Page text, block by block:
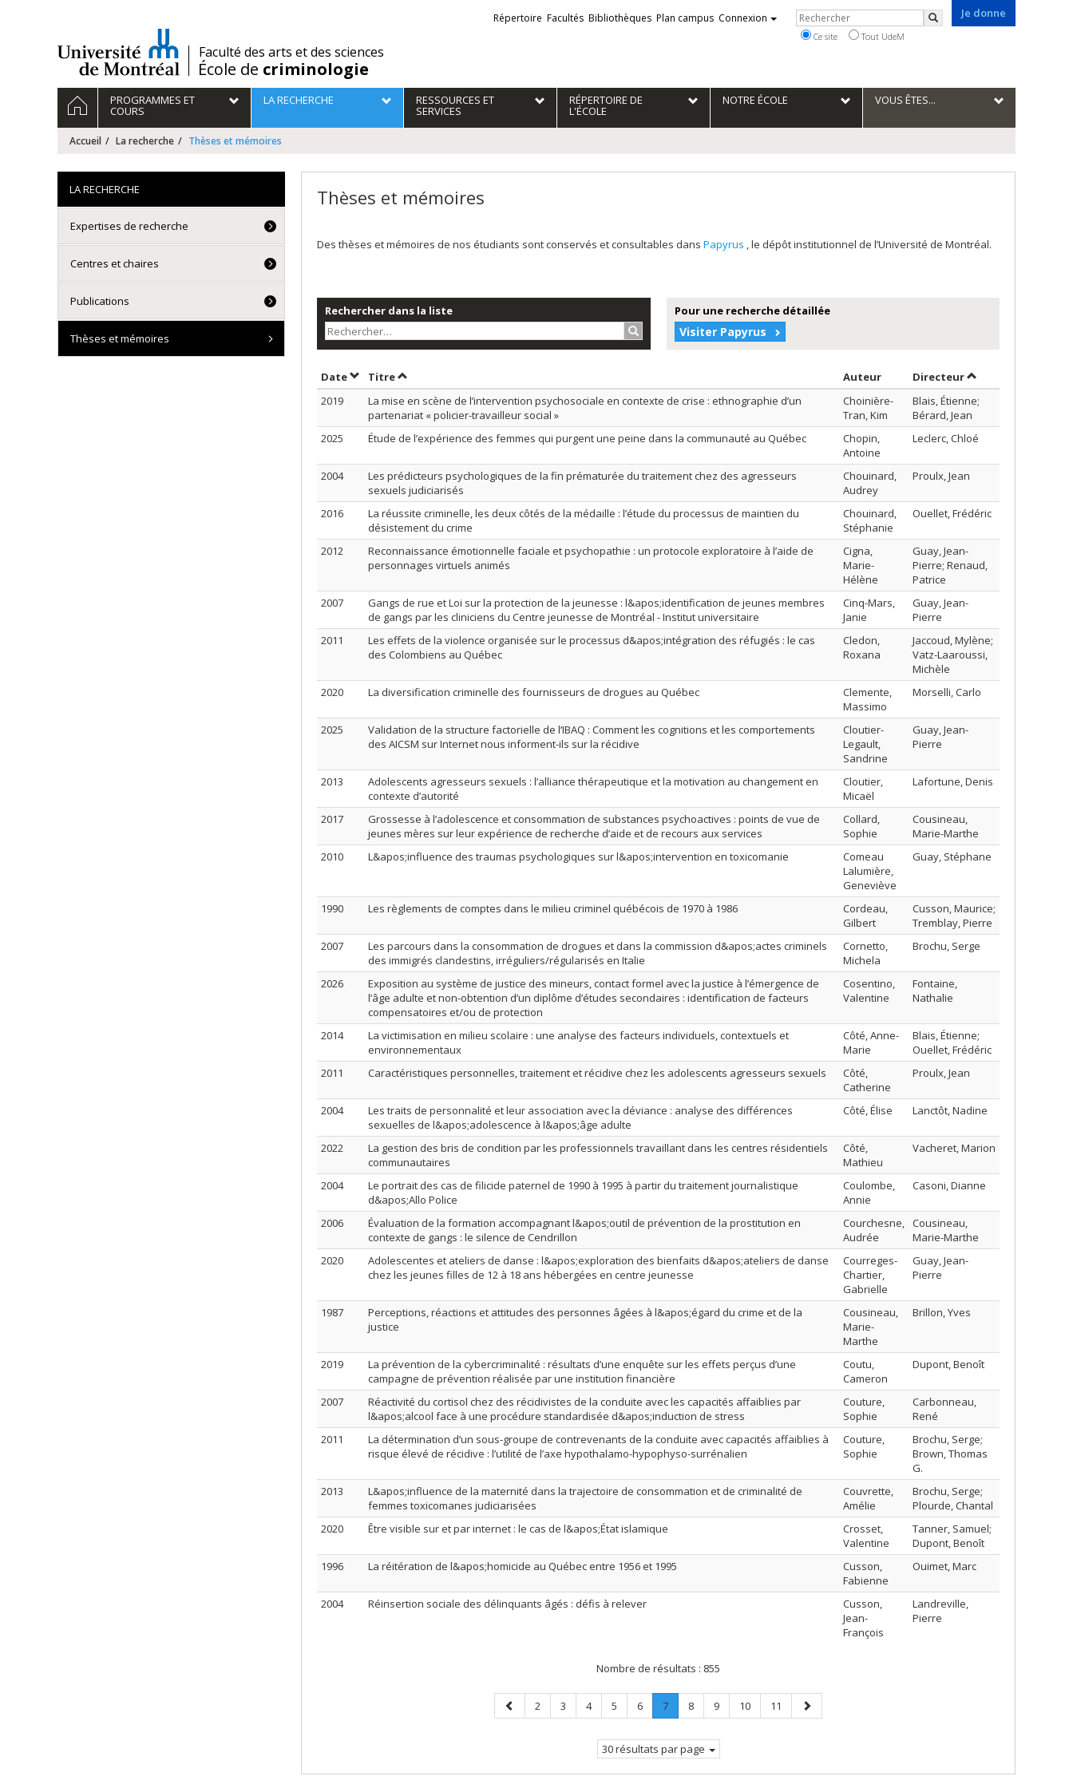
/Faculté des arts et des sciences
École de criminologie
Je donne
Liens
externes
Répertoire Facultés Bibliothèques Plan campus Connexion Rechercher
Rechercher
Ce site Tout UdeM
Navigation
principale
ACCUEILPROGRAMMES ET
COURS
LA RECHERCHE RESSOURCES ET
SERVICES
RÉPERTOIRE DE
L'ÉCOLE
NOTRE ÉCOLE VOUS ÊTES...
Accueil La recherche Thèses et mémoires
Thèses et mémoires
Des thèses et mémoires de nos étudiants sont conservés et consultables dans Papyrus , le dépôt institutionnel de l’Université de Montréal.
Rechercher dans la liste
Rechercher…
Pour une recherche détaillée
Visiter Papyrus
DateTrier par date en ordre croissant
TitreTrier par titre en ordre croissant Auteur Trier par auteur en ordre croissant
Directeurpar contributeur
2019
La mise en scène de l’intervention psychosociale en contexte de crise : ethnographie d’un
partenariat « policier-travailleur social »
Choinière-
Tran, Kim
Blais, Étienne;
Bérard, Jean
2025
Étude de l’expérience des femmes qui purgent une peine dans la communauté au Québec
Chopin,
Antoine
Leclerc, Chloé
2004
Les prédicteurs psychologiques de la fin prématurée du traitement chez des agresseurs
sexuels judiciarisés
Chouinard,
Audrey
Proulx, Jean
2016
La réussite criminelle, les deux côtés de la médaille : l’étude du processus de maintien du
désistement du crime
Chouinard,
Stéphanie
Ouellet, Frédéric
2012
Reconnaissance émotionnelle faciale et psychopathie : un protocole exploratoire à l’aide de
personnages virtuels animés
Cigna,
Marie-
Hélène
Guay, Jean-
Pierre; Renaud,
Patrice
2007
Gangs de rue et Loi sur la protection de la jeunesse : l&apos;identification de jeunes membres
de gangs par les cliniciens du Centre jeunesse de Montréal - Institut universitaire
Cinq-Mars,
Janie
Guay, Jean-
Pierre
2011
Les effets de la violence organisée sur le processus d&apos;intégration des réfugiés : le cas
des Colombiens au Québec
Cledon,
Roxana
Jaccoud, Mylène;
Vatz-Laaroussi,
Michèle
2020
La diversification criminelle des fournisseurs de drogues au Québec
Clemente,
Massimo
Morselli, Carlo
2025
Validation de la structure factorielle de l’IBAQ : Comment les cognitions et les comportements
des AICSM sur Internet nous informent-ils sur la récidive
Cloutier-
Legault,
Sandrine
Guay, Jean-
Pierre
2013
Adolescents agresseurs sexuels : l’alliance thérapeutique et la motivation au changement en
contexte d’autorité
Cloutier,
Micaël
Lafortune, Denis
2017
Grossesse à l’adolescence et consommation de substances psychoactives : points de vue de
jeunes mères sur leur expérience de recherche d’aide et de recours aux services
Collard,
Sophie
Cousineau,
Marie-Marthe
2010
L&apos;influence des traumas psychologiques sur l&apos;intervention en toxicomanie
Comeau
Lalumière,
Geneviève
Guay, Stéphane
1990 Les règlements de comptes dans le milieu criminel québécois de 1970 à 1986
Cordeau,
Gilbert
Cusson, Maurice;
Tremblay, Pierre
2007
Les parcours dans la consommation de drogues et dans la commission d&apos;actes criminels
des immigrés clandestins, irréguliers/régularisés en Italie
Cornetto,
Michela
Brochu, Serge
2026
Exposition au système de justice des mineurs, contact formel avec la justice à l’émergence de
l’âge adulte et non-obtention d’un diplôme d’études secondaires : identification de facteurs
compensatoires et/ou de protection
Cosentino,
Valentine
Fontaine,
Nathalie
2014
La victimisation en milieu scolaire : une analyse des facteurs individuels, contextuels et
environnementaux
Côté, Anne-
Marie
Blais, Étienne;
Ouellet, Frédéric
2011
Caractéristiques personnelles, traitement et récidive chez les adolescents agresseurs sexuels
Côté,
Catherine
Proulx, Jean
2004
Les traits de personnalité et leur association avec la déviance : analyse des différences
sexuelles de l&apos;adolescence à l&apos;âge adulte
Côté, Élise Lanctôt, Nadine
2022
La gestion des bris de condition par les professionnels travaillant dans les centres résidentiels
communautaires
Côté,
Mathieu
Vacheret, Marion
2004
Le portrait des cas de filicide paternel de 1990 à 1995 à partir du traitement journalistique
d&apos;Allo Police
Coulombe,
Annie
Casoni, Dianne
2006
Évaluation de la formation accompagnant l&apos;outil de prévention de la prostitution en
contexte de gangs : le silence de Cendrillon
Courchesne,
Audrée
Cousineau,
Marie-Marthe
2020
Adolescentes et ateliers de danse : l&apos;exploration des bienfaits d&apos;ateliers de danse
chez les jeunes filles de 12 à 18 ans hébergées en centre jeunesse
Courreges-
Chartier,
Gabrielle
Guay, Jean-
Pierre
1987
Perceptions, réactions et attitudes des personnes âgées à l&apos;égard du crime et de la
justice
Cousineau,
Marie-
Marthe
Brillon, Yves
2019
La prévention de la cybercriminalité : résultats d’une enquête sur les effets perçus d’une
campagne de prévention réalisée par une institution financière
Coutu,
Cameron
Dupont, Benoît
2007
Réactivité du cortisol chez des récidivistes de la conduite avec les capacités affaiblies par
l&apos;alcool face à une procédure standardisée d&apos;induction de stress
Couture,
Sophie
Carbonneau,
René
2011
La détermination d’un sous-groupe de contrevenants de la conduite avec capacités affaiblies à
risque élevé de récidive : l’utilité de l’axe hypothalamo-hypophyso-surrénalien
Couture,
Sophie
Brochu, Serge;
Brown, Thomas
G.
2013
L&apos;influence de la maternité dans la trajectoire de consommation et de criminalité de
femmes toxicomanes judiciarisées
Couvrette,
Amélie
Brochu, Serge;
Plourde, Chantal
2020
Être visible sur et par internet : le cas de l&apos;État islamique
Crosset,
Valentine
Tanner, Samuel;
Dupont, Benoît
1996
La réitération de l&apos;homicide au Québec entre 1956 et 1995
Cusson,
Fabienne
Ouimet, Marc
2004 Réinsertion sociale des délinquants âgés : défis à relever
Cusson,
Jean-
François
Landreville,
Pierre
Nombre de résultats : 855
Page
précédente
Page
2 Page
3 Page
4 Page
5 Page
6 Page
7.
Page
Page
8 Page
9 Page
10 Page
11
Page
suivante
30 résultats par page
LA RECHERCHE
Expertises de recherche
Centres et chaires
Publications
Thèses et mémoires